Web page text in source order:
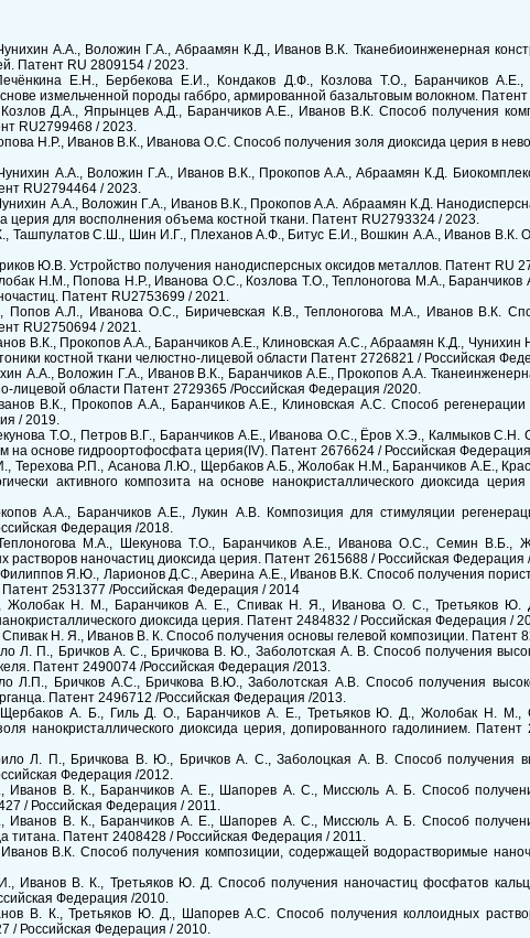
А.А., Воложин Г.А., Абраамян К.Д., Иванов В.К. Тканебиоинженерная
Патент RU 2809154 / 2023.
Е.Н., Бербекова Е.И., Кондаков Д.Ф., Козлова Т.О., Баранчиков
измельченной породы габбро, армированной базальтовым волокном.
Д.А., Япрынцев А.Д., Баранчиков А.Е., Иванов В.К. Способ получения
RU2799468 / 2023.
Н.Р., Иванов В.К., Иванова О.С. Способ получения золя диоксида церия в
А.А., Воложин Г.А., Иванов В.К., Прокопов А.А., Абраамян К.Д.
RU2794464 / 2023.
А.А., Воложин Г.А., Иванов В.К., Прокопов А.А. Абраамян К.Д.
церия для восполнения объема костной ткани. Патент RU2793324 / 2023.
Ташпулатов С.Ш., Шин И.Г., Плеханов А.Ф., Битус Е.И., Вошкин А.А., Иванов В.К.
Ю.В. Устройство получения нанодисперсных оксидов металлов. Патент RU
Н.М., Попова Н.Р., Иванова О.С., Козлова Т.О., Теплоногова М.А., Баранчиков
Патент RU2753699 / 2021.
Попов А.Л., Иванова О.С., Биричевская К.В., Теплоногова М.А., Иванов В.К.
RU2750694 / 2021.
В.К., Прокопов А.А., Баранчиков А.Е., Клиновская А.С., Абраамян К.Д., Чунихин
костной ткани челюстно-лицевой области Патент 2726821 / Российская
А.А., Воложин Г.А., Иванов В.К., Баранчиков А.Е., Прокопов А.А.
лицевой области Патент 2729365 /Российская Федерация /2020.
В.К., Прокопов А.А., Баранчиков А.Е., Клиновская А.С. Способ регенерации
/ 2019.
Т.О., Петров В.Г., Баранчиков А.Е., Иванова О.С., Ёров Х.Э., Калмыков С.Н.
на основе гидроортофосфата церия(IV). Патент 2676624 / Российская
Терехова Р.П., Асанова Л.Ю., Щербаков А.Б., Жолобак Н.М., Баранчиков А.Е.,
активного композита на основе нанокристаллического диоксида
А.А., Баранчиков А.Е., Лукин А.В. Композиция для стимуляции
Федерация /2018.
М.А., Шекунова Т.О., Баранчиков А.Е., Иванова О.С., Семин В.Б.,
растворов наночастиц диоксида церия. Патент 2615688 / Российская Федерация
Я.Ю., Ларионов Д.С., Аверина А.Е., Иванов В.К. Способ получения
2531377 /Российская Федерация / 2014
Н. М., Баранчиков А. Е., Спивак Н. Я., Иванова О. С., Третьяков Ю.
диоксида церия. Патент 2484832 / Российская Федерация /
Н. Я., Иванов В. К. Способ получения основы гелевой композиции. Патент
Л. П., Бричков А. С., Бричкова В. Ю., Заболотская А. В. Способ получения
Патент 2490074 /Российская Федерация /2013.
Л.П., Бричков А.С., Бричкова В.Ю., Заболотская А.В. Способ получения
Патент 2496712 /Российская Федерация /2013.
А. Б., Гиль Д. О., Баранчиков А. Е., Третьяков Ю. Д., Жолобак Н. М.,
нанокристаллического диоксида церия, допированного гадолинием.
Л. П., Бричкова В. Ю., Бричков А. С., Заболоцкая А. В. Способ получения
Федерация /2012.
Иванов В. К., Баранчиков А. Е., Шапорев А. С., Миссюль А. Б. Способ
/ Российская Федерация / 2011.
Иванов В. К., Баранчиков А. Е., Шапорев А. С., Миссюль А. Б. Способ
титана. Патент 2408428 / Российская Федерация / 2011.
В.К. Способ получения композиции, содержащей водорастворимые
Иванов В. К., Третьяков Ю. Д. Способ получения наночастиц фосфатов
Федерация /2010.
В. К., Третьяков Ю. Д., Шапорев А.С. Способ получения коллоидных
/ Российская Федерация / 2010.